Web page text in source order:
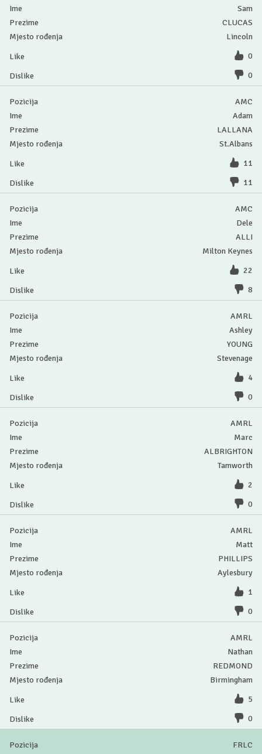
Sam
CLUCAS
Lincoln
0
0
AMC
Adam
LALLANA
St.Albans
11
11
AMC
Dele
ALLI
Milton Keynes
22
8
AMRL
Ashley
YOUNG
Stevenage
4
0
AMRL
Marc
ALBRIGHTON
Tamworth
2
0
AMRL
Matt
PHILLIPS
Aylesbury
1
0
AMRL
Nathan
REDMOND
Birmingham
5
0
FRLC